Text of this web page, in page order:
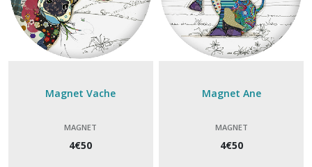
Magnet Vache
MAGNET
4€50
Magnet Ane
MAGNET
4€50